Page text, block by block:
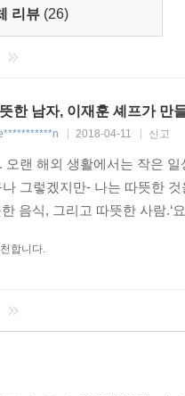
리뷰 (26)
한 남자, 이재훈 셰프가 만
2018-04-11 신고
오랜 해외 생활에서는 작은
그렇겠지만- 나는 따뜻한
음식, 그리고 따뜻한 사람.‘
합니다.